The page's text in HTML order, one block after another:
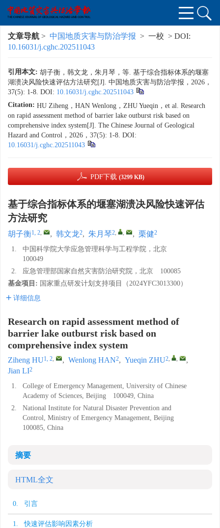
文章导航 > 中国地质灾害与防治学报 > 一校 > DOI:
10.16031/j.cghc.202511043
引用本文: 胡子衡，韩文龙，朱月琴，等. 基于综合指标体系的堰塞
湖溃决风险快速评估方法研究[J]. 中国地质灾害与防治学报，2026，
37(5): 1-8. DOI: 10.16031/j.cghc.202511043
Citation: HU Ziheng，HAN Wenlong，ZHU Yueqin，et al. Research
on rapid assessment method of barrier lake outburst risk based on
comprehensive index system[J]. The Chinese Journal of Geological
Hazard and Control，2026，37(5): 1-8. DOI:
10.16031/j.cghc.202511043
PDF下载 (3299 KB)
基于综合指标体系的堰塞湖溃决风险快速评估
方法研究
胡子衡1, 2, , 韩文龙2, 朱月琴2, , , 栗健2
1.
中国科学院大学应急管理科学与工程学院，北京
100049
2.
应急管理部国家自然灾害防治研究院，北京 100085
基金项目: 国家重点研发计划支持项目（2024YFC3013300）
详细信息
Research on rapid assessment method of
barrier lake outburst risk based on
comprehensive index system
Ziheng HU1, 2, , Wenlong HAN2, Yueqin ZHU2, ,
,
Jian LI2
1.
College of Emergency Management, University of Chinese
Academy of Sciences, Beijing 100049, China
2.
National Institute for Natural Disaster Prevention and
Control, Ministry of Emergency Management, Beijing
100085, China
摘要
HTML全文
0. 引言
1. 快速评估影响因素分析